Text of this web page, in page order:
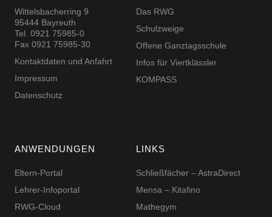
Wittelsbacherring 9
95444 Bayreuth
Tel. 0921 75985-0
Fax 0921 75985-30
Kontaktdaten und Anfahrt
Impressum
Datenschutz
Das RWG
Schulzweige
Offene Ganztagsschule
Infos für Viertklässler
KOMPASS
ANWENDUNGEN
Eltern-Portal
Lehrer-Infoportal
RWG-Cloud
LINKS
Schließfächer – AstraDirect
Mensa – Kitafino
Mathegym